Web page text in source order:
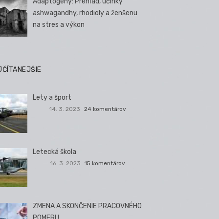
ashwagandhy, rhodioly a ženšenu
na stres a výkon
Lety a šport
14. 3. 2023 24 komentárov
Letecká škola
16. 3. 2023 15 komentárov
ZMENA A SKONČENIE PRACOVNÉHO